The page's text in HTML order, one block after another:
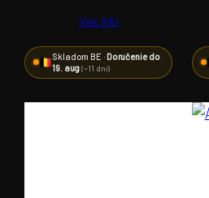
Viac info
Skladom BE ·Doručenie do
19. aug(~11 dní)